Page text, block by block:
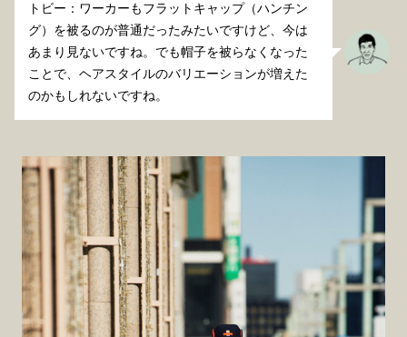
トビー：ワーカーもフラットキャップ（ハンチン
グ）を被るのが普通だったみたいですけど、今は
あまり見ないですね。でも帽子を被らなくなった
ことで、ヘアスタイルのバリエーションが増えた
のかもしれないですね。